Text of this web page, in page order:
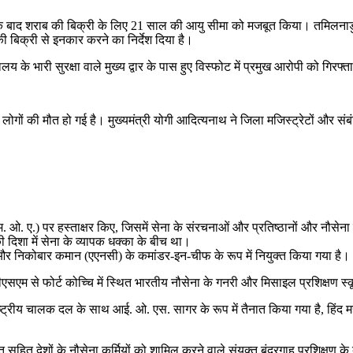
शराब की बिक्री के लिए 21 साल की आयु सीमा को मजबूत किया।
से इनकार करने का निर्देश दिया है।
के भारी सुरक्षा वाले मुख्य द्वार के पास हुए विस्फोट में प्रमुख आरोपी को
की मौत हो गई है। मुख्यमंत्री योगी आदित्यनाथ ने जिला मजिस्ट्रेटों और
ओ. ए.) पर हस्ताक्षर किए, जिसमें सेना के संरचनाओं और प्रतिष्ठानों और
में सेना के व्यापक धक्का के बीच था।
निकोबार कमान (एएनसी) के कमांडर-इन-चीफ के रूप में नियुक्त किया गया है।
से फोर्ट कोच्चि में स्थित भारतीय नौसेना के गनरी और मिसाइल प्रशिक्षण
चालक दल के साथ आई. ओ. एस. सागर के रूप में तैनात किया गया है,
देशों के नौसेना कर्मियों को शामिल करने वाले संयुक्त बंदरगाह प्रशिक्षण